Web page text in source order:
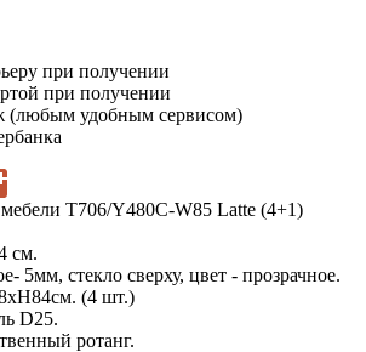
при получении
при получении
(любым удобным сервисом)
T706/Y480C-W85 Latte (4+1)
см.
5мм, стекло сверху, цвет - прозрачное.
(4 шт.)
D25.
ротанг.